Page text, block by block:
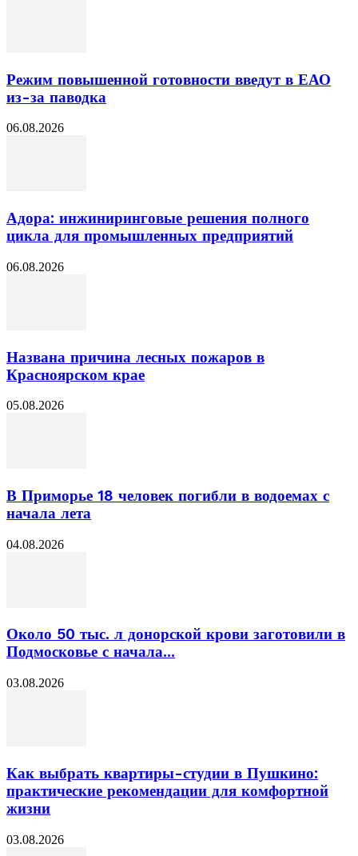
Режим повышенной готовности введут в ЕАО
из-за паводка
06.08.2026
Адора: инжиниринговые решения полного
цикла для промышленных предприятий
06.08.2026
Названа причина лесных пожаров в
Красноярском крае
05.08.2026
В Приморье 18 человек погибли в водоемах с
начала лета
04.08.2026
Около 50 тыс. л донорской крови заготовили в
Подмосковье с начала...
03.08.2026
Как выбрать квартиры-студии в Пушкино:
практические рекомендации для комфортной
жизни
03.08.2026